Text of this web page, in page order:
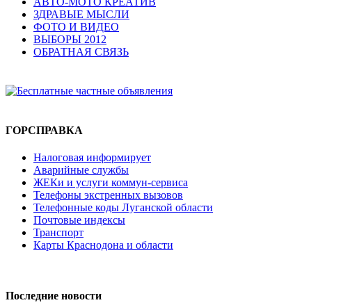
ЗДРАВЫЕ МЫСЛИ
ФОТО И ВИДЕО
ВЫБОРЫ 2012
ОБРАТНАЯ СВЯЗЬ
ГОРСПРАВКА
Налоговая информирует
Аварийные службы
ЖЕКи и услуги коммун-сервиса
Телефоны экстренных вызовов
Телефонные коды Луганской области
Почтовые индексы
Транспорт
Карты Краснодона и области
Последние новости